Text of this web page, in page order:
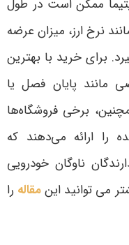
ممکن است در طول
نرخ ارز، میزان عرضه
برای خرید با بهترین
مانند پایان فصل یا
برخی فروشگاه‌ها
را ارائه می‌دهند که
ناوگان خودرویی
می توانید اینمقاله را